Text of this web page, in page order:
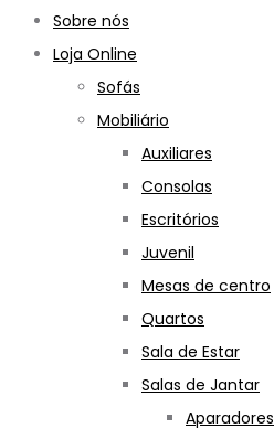
Sobre nós
Loja Online
Sofás
Mobiliário
Auxiliares
Consolas
Escritórios
Juvenil
Mesas de centro
Quartos
Sala de Estar
Salas de Jantar
Aparadores